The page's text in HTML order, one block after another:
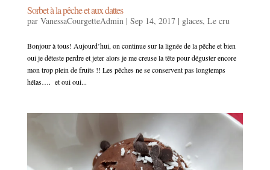
Sorbet à la pêche et aux dattes
par VanessaCourgetteAdmin| Sep 14, 2017| glaces, Le cru
Bonjour à tous! Aujourd’hui, on continue sur la lignée de la pêche et bien
oui je déteste perdre et jeter alors je me creuse la tête pour déguster encore
mon trop plein de fruits !! Les pêches ne se conservent pas longtemps
hélas…. et oui oui...